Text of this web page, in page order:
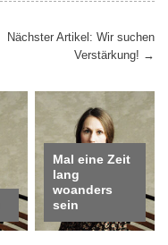
Nächster Artikel: Wir suchen
Verstärkung! →
Mal eine Zeit
lang
woanders
sein